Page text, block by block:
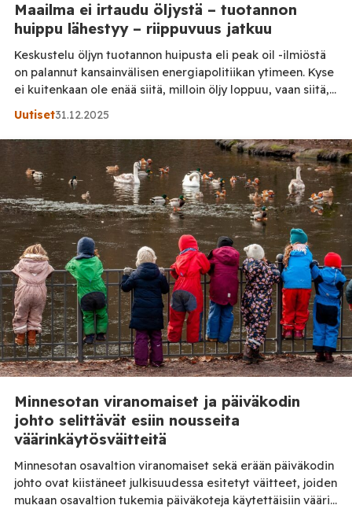
Maailma ei irtaudu öljystä – tuotannon
huippu lähestyy – riippuvuus jatkuu
Keskustelu öljyn tuotannon huipusta eli peak oil -ilmiöstä
on palannut kansainvälisen energiapolitiikan ytimeen. Kyse
ei kuitenkaan ole enää siitä, milloin öljy loppuu, vaan siitä,
miksi maailma ei kykene vähentämään riippuvuuttaan siitä
vastaan. Ajatus öljyntuotannon huipusta esitettiin jo 1950-
luvulla. Teorian mukaan tuotanto kasvaa, saavuttaa
huippunsa ja alkaa laskea, kun […]
Uutiset31.12.2025
Minnesotan viranomaiset ja päiväkodin
johto selittävät esiin nousseita
väärinkäytösväitteitä
Minnesotan osavaltion viranomaiset sekä erään päiväkodin
johto ovat kiistäneet julkisuudessa esitetyt väitteet, joiden
mukaan osavaltion tukemia päiväkoteja käytettäisiin väärin